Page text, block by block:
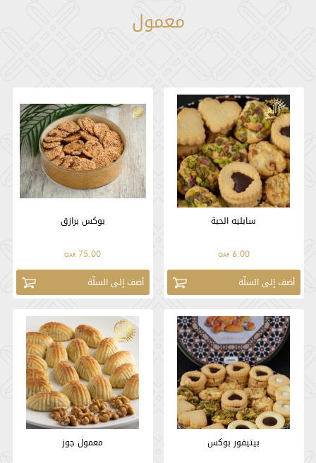
معمول
سابليه الحبة
6.00
QAR
أضف إلى السلّة
بوكس برازق
75.00
QAR
أضف إلى السلّة
بيتيفور بوكس معمول جوز